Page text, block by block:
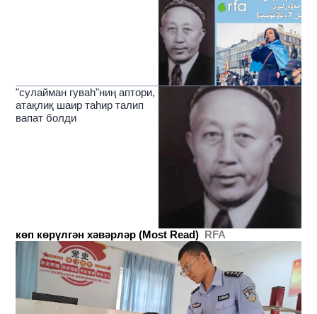
"сулайман гуваһ"ниң аптори,
атақлиқ шаир таһир талип
вапат болди
көп көрүлгән хәвәрләр (Most Read) RFA